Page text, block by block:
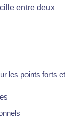
entre deux
les points forts et